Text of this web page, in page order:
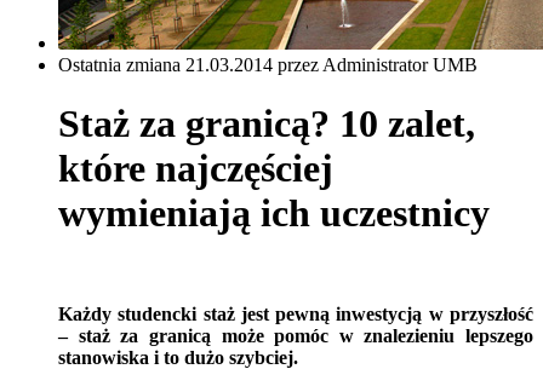
Ostatnia zmiana 21.03.2014 przez Administrator UMB
Staż za granicą? 10 zalet,
które najczęściej
wymieniają ich uczestnicy
Każdy studencki staż jest pewną inwestycją w przyszłość
– staż za granicą może pomóc w znalezieniu lepszego
stanowiska i to dużo szybciej.